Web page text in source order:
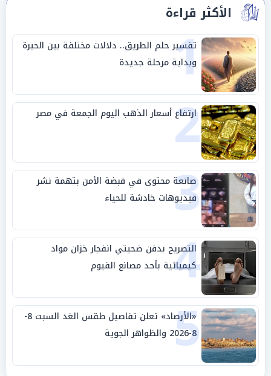
الأكثر قراءة
1
تفسير حلم الطريق.. دلالات مختلفة بين الحيرة
وبداية مرحلة جديدة
2
ارتفاع أسعار الذهب اليوم الجمعة في مصر
3
صانعة محتوى في قبضة الأمن بتهمة نشر
فيديوهات خادشة للحياء
4
التصريح بدفن ضحيتي انفجار خزان مواد
كيميائية بأحد مصانع الفيوم
5
«الأرصاد» تعلن تفاصيل طقس الغد السبت 8-
8-2026 والظواهر الجوية